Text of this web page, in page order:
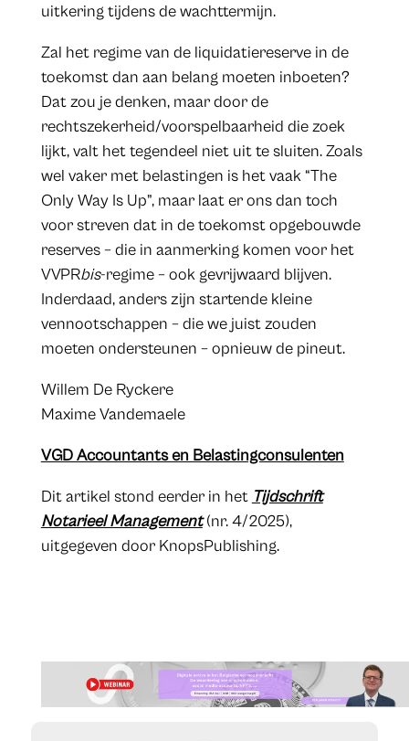
uitkering tijdens de wachttermijn.
Zal het regime van de liquidatiereserve in de
toekomst dan aan belang moeten inboeten?
Dat zou je denken, maar door de
rechtszekerheid/voorspelbaarheid die zoek
lijkt, valt het tegendeel niet uit te sluiten. Zoals
wel vaker met belastingen is het vaak “The
Only Way Is Up”, maar laat er ons dan toch
voor streven dat in de toekomst opgebouwde
reserves – die in aanmerking komen voor het
VVPRbis-regime – ook gevrijwaard blijven.
Inderdaad, anders zijn startende kleine
vennootschappen – die we juist zouden
moeten ondersteunen – opnieuw de pineut.
​Willem De Ryckere
Maxime Vandemaele
​VGD Accountants en Belastingconsulenten
​​​Dit artikel stond eerder in het Tijdschrift
Notarieel Management (nr. 4/2025),
uitgegeven door KnopsPublishing.